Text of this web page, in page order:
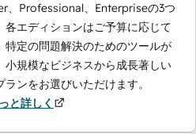
、Professional、Enterpriseの3つ
エディションはご予算に応じて
特定の問題解決のためのツールが
小規模なビジネスから成長著しい
ンをお選びいただけます。
と詳しく